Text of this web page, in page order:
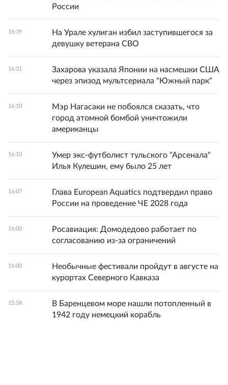
России
16:39
На Урале хулиган избил заступившегося за
девушку ветерана СВО
16:31
Захарова указала Японии на насмешки США
через эпизод мультсериала "Южный парк"
16:10
Мэр Нагасаки не побоялся сказать, что
город атомной бомбой уничтожили
американцы
16:10
Умер экс-футболист тульского "Арсенала"
Илья Кулешин, ему было 25 лет
16:07
Глава European Aquatics подтвердил право
России на проведение ЧЕ 2028 года
16:00
Росавиация: Домодедово работает по
согласованию из-за ограничений
16:00
Необычные фестивали пройдут в августе на
курортах Северного Кавказа
15:58
В Баренцевом море нашли потопленный в
1942 году немецкий корабль